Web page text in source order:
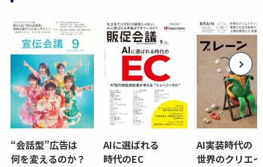
“会話型”広告は
何を変えるのか？
AIに選ばれる
時代のEC
AI実装時代の
世界のクリエ